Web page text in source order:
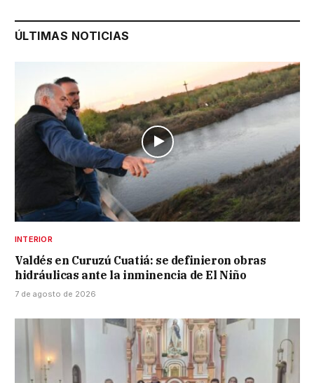
ÚLTIMAS NOTICIAS
INTERIOR
Valdés en Curuzú Cuatiá: se definieron obras
hidráulicas ante la inminencia de El Niño
7 de agosto de 2026